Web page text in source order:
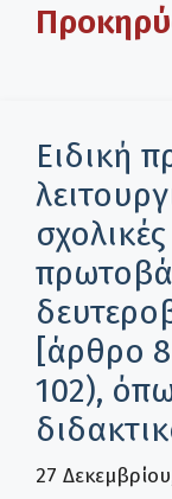
Ειδική
[άρθρο
102),
27